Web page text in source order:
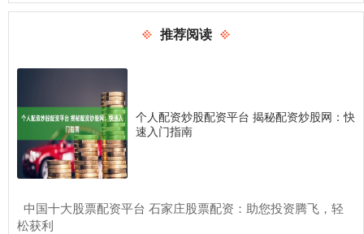
推荐阅读
个人配资炒股配资平台 揭秘配资炒股网：快
速入门指南
​中国十大股票配资平台 石家庄股票配资：助您投资腾飞，轻
松获利